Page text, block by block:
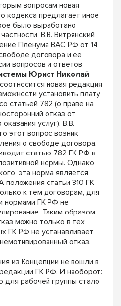
вопросам новая
кодекса предлагает иное
было выработано
В.В. Витрянский
Пленума ВАС РФ от 14
договора и ее
вопросов и ответов
Юрист Николай
новая редакция
установить плату
статьей 782 (о праве на
отказ от
услуг). В.В.
этот вопрос возник
о свободе договора.
статью 782 ГК РФ в
нормы. Однако
эта норма является
положения статьи 310 ГК
к тем договорам, для
нормами ГК РФ не
Таким образом,
можно только в тех
ГК РФ не устанавливает
отказ.
из Концепции не вошли в
ГК РФ. И наоборот:
для рабочей группы стало